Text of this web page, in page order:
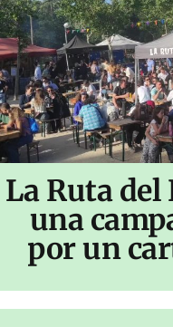
La Ruta
una
por un